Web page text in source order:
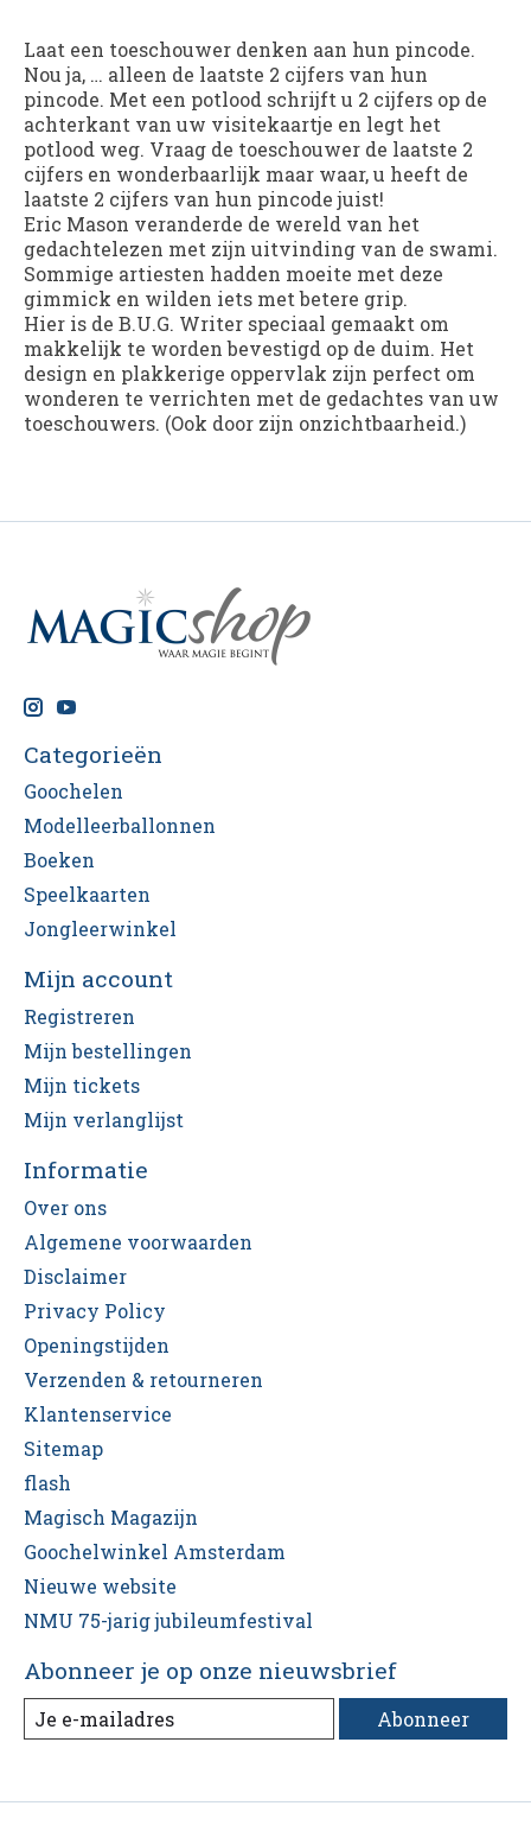
Laat een toeschouwer denken aan hun pincode.
Nou ja, … alleen de laatste 2 cijfers van hun
pincode. Met een potlood schrijft u 2 cijfers op de
achterkant van uw visitekaartje en legt het
potlood weg. Vraag de toeschouwer de laatste 2
cijfers en wonderbaarlijk maar waar, u heeft de
laatste 2 cijfers van hun pincode juist!
Eric Mason veranderde de wereld van het
gedachtelezen met zijn uitvinding van de swami.
Sommige artiesten hadden moeite met deze
gimmick en wilden iets met betere grip.
Hier is de B.U.G. Writer speciaal gemaakt om
makkelijk te worden bevestigd op de duim. Het
design en plakkerige oppervlak zijn perfect om
wonderen te verrichten met de gedachtes van uw
toeschouwers. (Ook door zijn onzichtbaarheid.)
Categorieën
Goochelen
Modelleerballonnen
Boeken
Speelkaarten
Jongleerwinkel
Mijn account
Registreren
Mijn bestellingen
Mijn tickets
Mijn verlanglijst
Informatie
Over ons
Algemene voorwaarden
Disclaimer
Privacy Policy
Openingstijden
Verzenden & retourneren
Klantenservice
Sitemap
flash
Magisch Magazijn
Goochelwinkel Amsterdam
Nieuwe website
NMU 75-jarig jubileumfestival
Abonneer je op onze nieuwsbrief
Abonneer